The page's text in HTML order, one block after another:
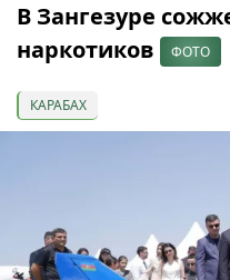
В Зангезуре
наркотиков
ФОТО
КАРАБАХ